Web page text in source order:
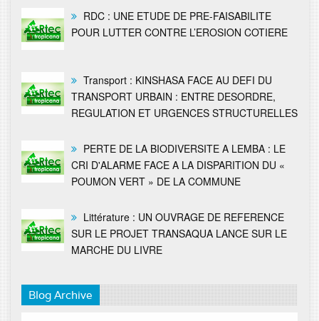
RDC : UNE ETUDE DE PRE-FAISABILITE
POUR LUTTER CONTRE L’EROSION COTIERE
Transport : KINSHASA FACE AU DEFI DU
TRANSPORT URBAIN : ENTRE DESORDRE,
REGULATION ET URGENCES STRUCTURELLES
PERTE DE LA BIODIVERSITE A LEMBA : LE
CRI D'ALARME FACE A LA DISPARITION DU «
POUMON VERT » DE LA COMMUNE
Littérature : UN OUVRAGE DE REFERENCE
SUR LE PROJET TRANSAQUA LANCE SUR LE
MARCHE DU LIVRE
Blog Archive